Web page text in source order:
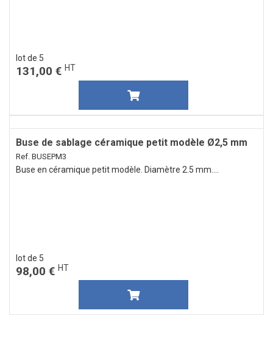
lot de 5
131,00 € HT
Buse de sablage céramique petit modèle Ø2,5 mm
Ref. BUSEPM3
Buse en céramique petit modèle. Diamètre 2.5 mm....
lot de 5
98,00 € HT